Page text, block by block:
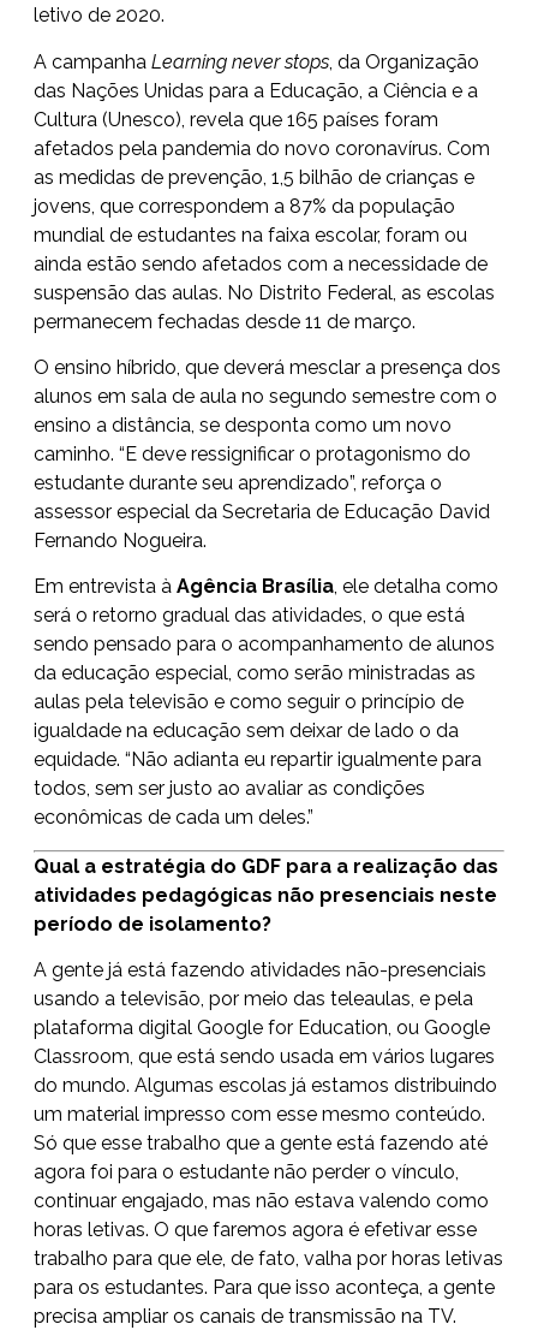
letivo de 2020.
A campanha Learning never stops , da Organização
das Nações Unidas para a Educação, a Ciência e a
Cultura (Unesco), revela que 165 países foram
afetados pela pandemia do novo coronavírus. Com
as medidas de prevenção, 1,5 bilhão de crianças e
jovens, que correspondem a 87% da população
mundial de estudantes na faixa escolar, foram ou
ainda estão sendo afetados com a necessidade de
suspensão das aulas. No Distrito Federal, as escolas
permanecem fechadas desde 11 de março.
O ensino híbrido, que deverá mesclar a presença dos
alunos em sala de aula no segundo semestre com o
ensino a distância, se desponta como um novo
caminho. “E deve ressignificar o protagonismo do
estudante durante seu aprendizado”, reforça o
assessor especial da Secretaria de Educação David
Fernando Nogueira.
Em entrevista à Agência Brasília, ele detalha como
será o retorno gradual das atividades, o que está
sendo pensado para o acompanhamento de alunos
da educação especial, como serão ministradas as
aulas pela televisão e como seguir o princípio de
igualdade na educação sem deixar de lado o da
equidade. “Não adianta eu repartir igualmente para
todos, sem ser justo ao avaliar as condições
econômicas de cada um deles.”
Qual a estratégia do GDF para a realização das
atividades pedagógicas não presenciais neste
período de isolamento?
A gente já está fazendo atividades não-presenciais
usando a televisão, por meio das teleaulas, e pela
plataforma digital Google for Education, ou Google
Classroom, que está sendo usada em vários lugares
do mundo. Algumas escolas já estamos distribuindo
um material impresso com esse mesmo conteúdo.
Só que esse trabalho que a gente está fazendo até
agora foi para o estudante não perder o vínculo,
continuar engajado, mas não estava valendo como
horas letivas. O que faremos agora é efetivar esse
trabalho para que ele, de fato, valha por horas letivas
para os estudantes. Para que isso aconteça, a gente
precisa ampliar os canais de transmissão na TV.